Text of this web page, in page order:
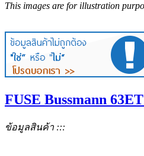
This images are for illustration
FUSE Bussmann
ข้อมูลสินค้า :::